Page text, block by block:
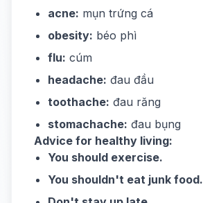
acne: mụn trứng cá
obesity: béo phì
flu: cúm
headache: đau đầu
toothache: đau răng
stomachache: đau bụng
Advice for healthy living:
You should exercise.
You shouldn't eat junk food.